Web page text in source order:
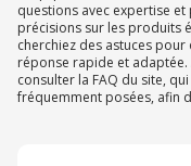
questions avec expertise
précisions sur les produits
cherchiez des astuces
réponse rapide et adaptée.
consulter la FAQ du site,
fréquemment posées, afin